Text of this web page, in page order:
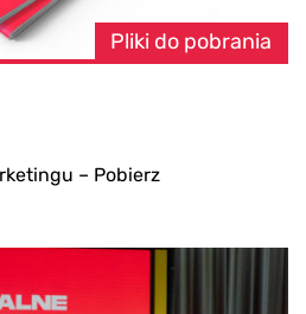
Pliki do pobrania
– Pobierz